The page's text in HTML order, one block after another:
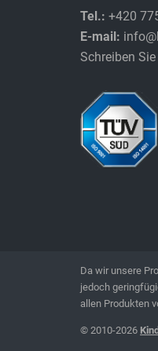
Tel.: +420
E-mail:
Schreiben
Da wir unsere
jedoch
allen Produkten
© 2010-2026